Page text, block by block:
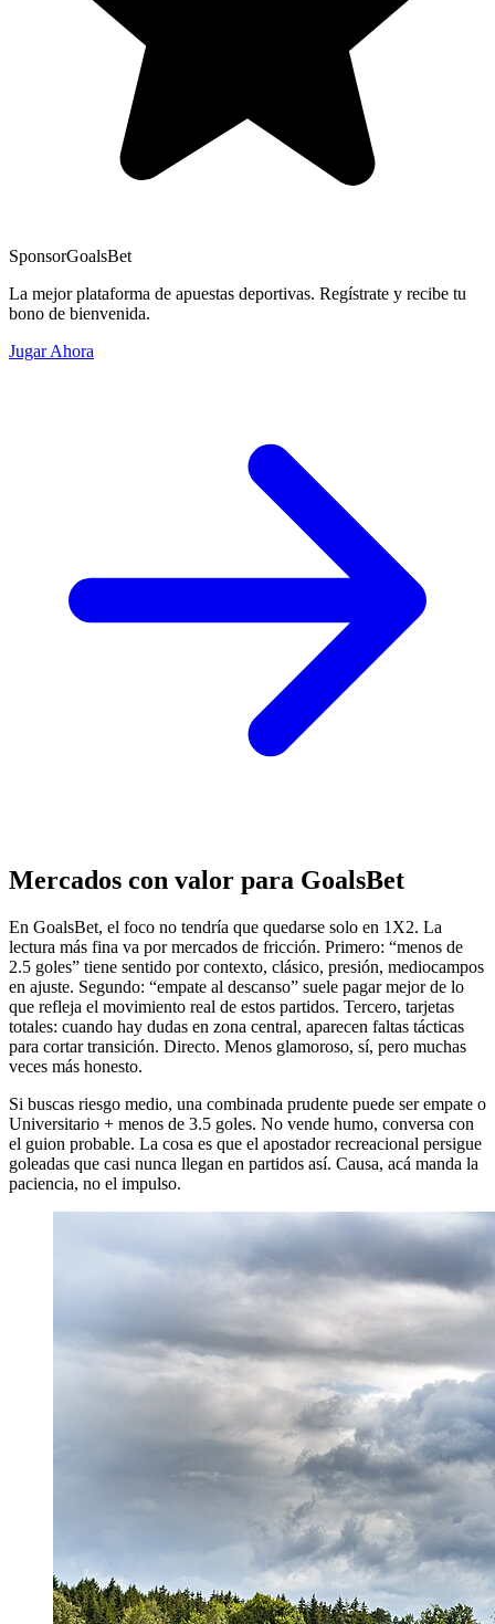
SponsorGoalsBet
La mejor plataforma de apuestas deportivas. Regístrate y recibe tu
bono de bienvenida.
Jugar Ahora
Mercados con valor para GoalsBet
En GoalsBet, el foco no tendría que quedarse solo en 1X2. La
lectura más fina va por mercados de fricción. Primero: “menos de
2.5 goles” tiene sentido por contexto, clásico, presión, mediocampos
en ajuste. Segundo: “empate al descanso” suele pagar mejor de lo
que refleja el movimiento real de estos partidos. Tercero, tarjetas
totales: cuando hay dudas en zona central, aparecen faltas tácticas
para cortar transición. Directo. Menos glamoroso, sí, pero muchas
veces más honesto.
Si buscas riesgo medio, una combinada prudente puede ser empate o
Universitario + menos de 3.5 goles. No vende humo, conversa con
el guion probable. La cosa es que el apostador recreacional persigue
goleadas que casi nunca llegan en partidos así. Causa, acá manda la
paciencia, no el impulso.